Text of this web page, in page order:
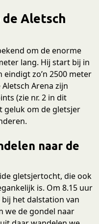
Aletsch
om de enorme
lang. Hij start bij in
zo’n 2500 meter
Arena zijn
(zie nr. 2 in dit
geluk om de gletsjer
naar de
gletsjertocht, die ook
is. Om 8.15 uur
het dalstation van
we de gondel naar